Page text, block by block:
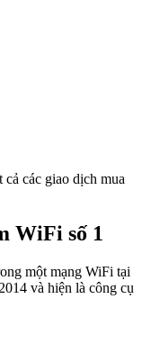
các giao dịch mua
WiFi số 1
một mạng WiFi tại
và hiện là công cụ